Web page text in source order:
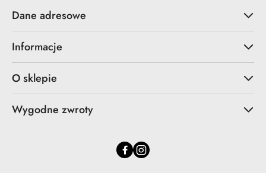
Dane adresowe
Informacje
O sklepie
Wygodne zwroty